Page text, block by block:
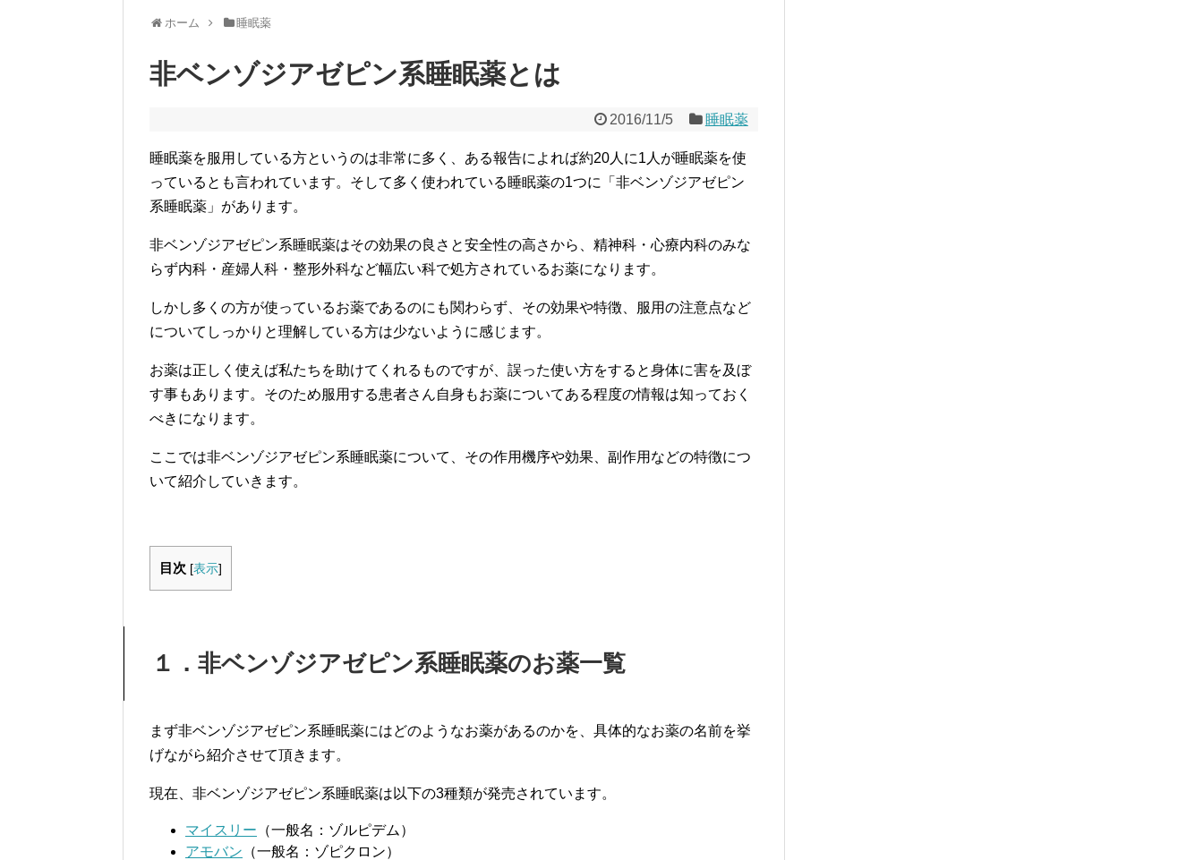
ホーム 睡眠薬
非ベンゾジアゼピン系睡眠薬とは
2016/11/5 睡眠薬
睡眠薬を服用している方というのは非常に多く、ある報告によれば約20人に1人が睡眠薬を使
っているとも言われています。そして多く使われている睡眠薬の1つに「非ベンゾジアゼピン
系睡眠薬」があります。
非ベンゾジアゼピン系睡眠薬はその効果の良さと安全性の高さから、精神科・心療内科のみな
らず内科・産婦人科・整形外科など幅広い科で処方されているお薬になります。
しかし多くの方が使っているお薬であるのにも関わらず、その効果や特徴、服用の注意点など
についてしっかりと理解している方は少ないように感じます。
お薬は正しく使えば私たちを助けてくれるものですが、誤った使い方をすると身体に害を及ぼ
す事もあります。そのため服用する患者さん自身もお薬についてある程度の情報は知っておく
べきになります。
ここでは非ベンゾジアゼピン系睡眠薬について、その作用機序や効果、副作用などの特徴につ
いて紹介していきます。
目次 [表示]
１．非ベンゾジアゼピン系睡眠薬のお薬一覧
まず非ベンゾジアゼピン系睡眠薬にはどのようなお薬があるのかを、具体的なお薬の名前を挙
げながら紹介させて頂きます。
現在、非ベンゾジアゼピン系睡眠薬は以下の3種類が発売されています。
マイスリー （一般名：ゾルピデム）
アモバン （一般名：ゾピクロン）